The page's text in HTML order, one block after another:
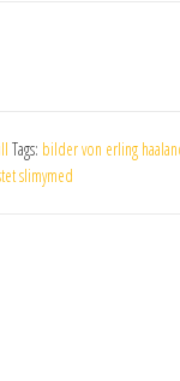
Tags: bilder von erling
slimymed